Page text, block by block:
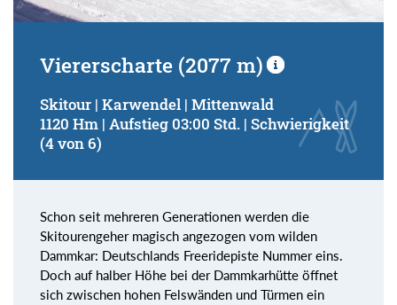
Viererscharte (2077 m)
Skitour | Karwendel | Mittenwald
1120 Hm | Aufstieg 03:00 Std. | Schwierigkeit
(4 von 6)
Schon seit mehreren Generationen werden die
Skitourengeher magisch angezogen vom wilden
Dammkar: Deutschlands Freeridepiste Nummer eins.
Doch auf halber Höhe bei der Dammkarhütte öffnet
sich zwischen hohen Felswänden und Türmen ein